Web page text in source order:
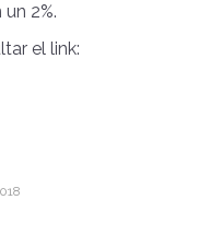
2%.
el link: